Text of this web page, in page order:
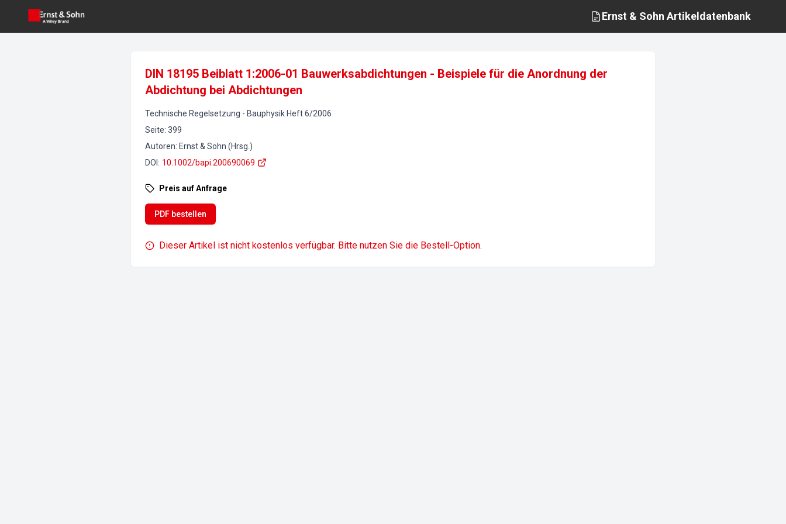
Ernst & Sohn Artikeldatenbank
DIN 18195 Beiblatt 1:2006-01 Bauwerksabdichtungen - Beispiele für die Anordnung der
Abdichtung bei Abdichtungen
Technische Regelsetzung - Bauphysik Heft6/2006
Seite: 399
Autoren: Ernst & Sohn (Hrsg.)
DOI : 10.1002/bapi.200690069
Preis auf Anfrage
PDF bestellen
Dieser Artikel ist nicht kostenlos verfügbar. Bitte nutzen Sie die Bestell-Option.